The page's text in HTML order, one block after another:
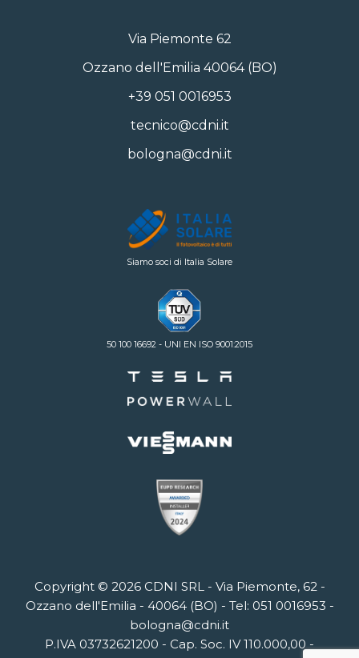
Via Piemonte 62
Ozzano dell'Emilia 40064 (BO)
+39 051 0016953
tecnico@cdni.it
bologna@cdni.it
Siamo soci di Italia Solare
50 100 16692 - UNI EN ISO 9001:2015
Copyright © 2026 CDNI SRL - Via Piemonte, 62 -
Ozzano dell'Emilia - 40064 (BO) - Tel: 051 0016953 -
bologna@cdni.it
P.IVA 03732621200 - Cap. Soc. IV 110.000,00 -